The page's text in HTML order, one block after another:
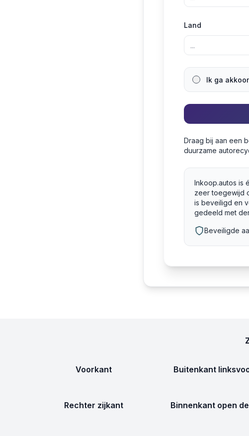
Land
Ik ga
Draag bij aan een
duurzame
Inkoop.autos is
zeer toegewijd
is beveiligd en
gedeeld met
Beveiligde
Voorkant Buitenkant
Rechter zijkant Binnenkant open